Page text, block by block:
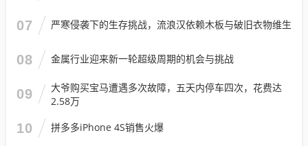
07 严寒侵袭下的生存挑战，流浪汉依赖木板与破旧衣物维生
08 金属行业迎来新一轮超级周期的机会与挑战
09
大爷购买宝马遭遇多次故障，五天内停车四次，花费达
2.58万
10 拼多多iPhone 4S销售火爆